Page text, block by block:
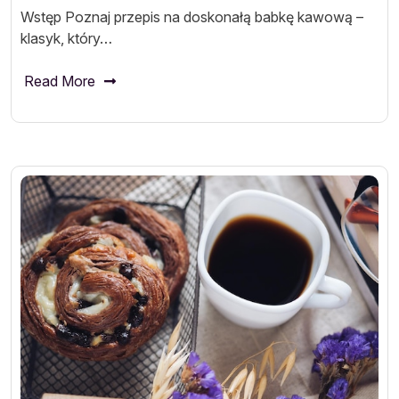
Wstęp Poznaj przepis na doskonałą babkę kawową –
klasyk, który…
Read More